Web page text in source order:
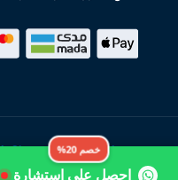
خصم 20%
احصل على استشارة
خريطة الموقع HTMLSitemap